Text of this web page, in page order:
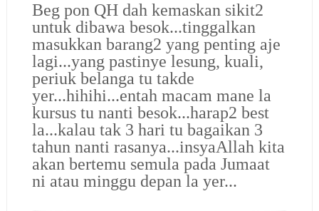
Beg pon QH dah kemaskan sikit2
untuk dibawa besok...tinggalkan
masukkan barang2 yang penting aje
lagi...yang pastinye lesung, kuali,
periuk belanga tu takde
yer...hihihi...entah macam mane la
kursus tu nanti besok...harap2 best
la...kalau tak 3 hari tu bagaikan 3
tahun nanti rasanya...insyaAllah kita
akan bertemu semula pada Jumaat
ni atau minggu depan la yer...